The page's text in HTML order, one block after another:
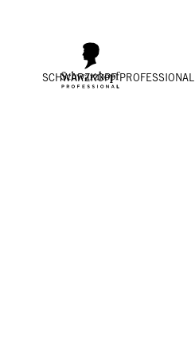
SCHWARZKOPF PROFESSIONAL